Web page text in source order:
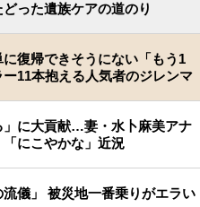
った遺族ケアの道のり
復帰できそうにない「もう1
11本抱える人気者のジレンマ
」に大貢献…妻・水卜麻美アナ
にこやかな」近況
儀」 被災地一番乗りがエラい